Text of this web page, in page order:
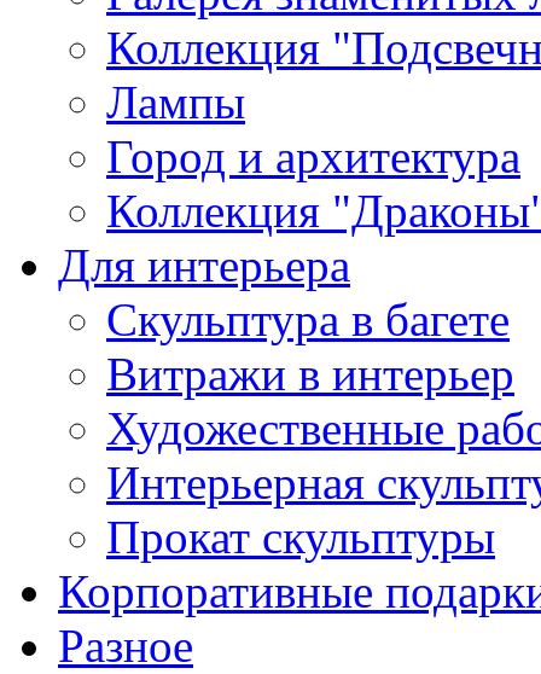
Коллекция
Лампы
Город и архитектура
Коллекция
Для интерьера
Скульптура в багете
Витражи в интерьер
Художественные
Интерьерная
Прокат скульптуры
Корпоративные
Разное